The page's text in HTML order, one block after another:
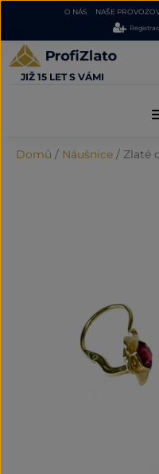
O NÁS NAŠE
JIŽ 15 LET S VÁMI
Domů / Náušnice / Zlaté